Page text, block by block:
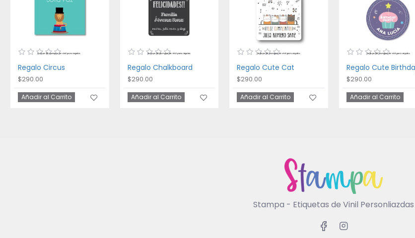
Regalo Circus
$290.00
Añadir al Carrito
Regalo Chalkboard
$290.00
Añadir al Carrito
Regalo Cute Cat
$290.00
Añadir al Carrito
Regalo Cute
$290.00
Añadir al Carrito
Stampa - Etiquetas de Vinil Personliazdas